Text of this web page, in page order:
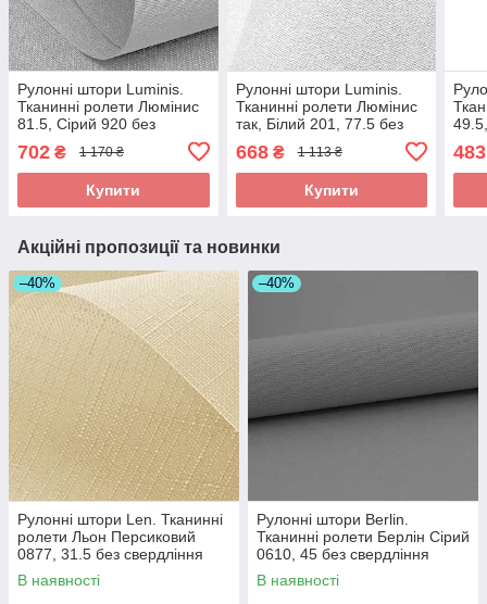
Рулонні штори Luminis.
Тканинні ролети Люмінис
81.5, Сірий 920 без
702 ₴ 1 170 ₴
Купити
Рулонні штори Luminis.
Тканинні ролети Люмінис
так, Білий 201, 77.5 без
668₴ 1 113 ₴
Купити
483
Акційні пропозиції та новинки
–40%
Рулонні штори Len. Тканинні
ролети Льон Персиковий
0877, 31.5 без свердління
В наявності
–40%
Рулонні штори Berlin.
Тканинні ролети Берлін Сірий
0610, 45 без свердління
В наявності